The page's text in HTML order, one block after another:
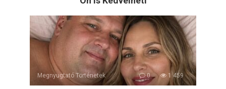
Megnyugtató Történetek 0 1 459